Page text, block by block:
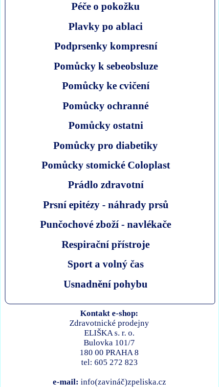
Péče o pokožku
Plavky po ablaci
Podprsenky kompresní
Pomůcky k sebeobsluze
Pomůcky ke cvičení
Pomůcky ochranné
Pomůcky ostatni
Pomůcky pro diabetiky
Pomůcky stomické Coloplast
Prádlo zdravotní
Prsní epitézy - náhrady prsů
Punčochové zboží - navlékače
Respirační přístroje
Sport a volný čas
Usnadnění pohybu
Kontakt e-shop:
Zdravotnické prodejny
ELIŠKA s. r. o.
Bulovka 101/7
180 00 PRAHA 8
tel: 605 272 823
e-mail: info(zavináč)zpeliska.cz